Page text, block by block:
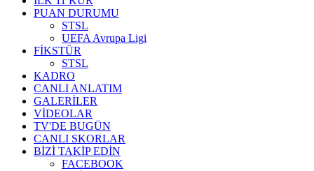
PUAN DURUMU
STSL
UEFA Avrupa Ligi
FİKSTÜR
STSL
KADRO
CANLI ANLATIM
GALERİLER
VİDEOLAR
TV'DE BUGÜN
CANLI SKORLAR
BİZİ TAKİP EDİN
FACEBOOK